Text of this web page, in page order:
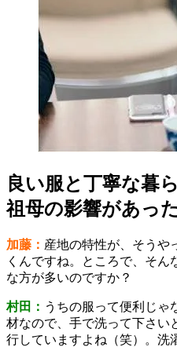
良い服と丁寧な暮
祖母の影響があった
加藤： 産地の特性が、そうや
くんですね。ところで、そん
な方が多いのですか？
村田： うちの服って便利じゃ
材なので、手で洗って下さい
行していますよね（笑）。洗